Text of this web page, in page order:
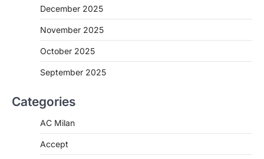
December 2025
November 2025
October 2025
September 2025
Categories
AC Milan
Accept